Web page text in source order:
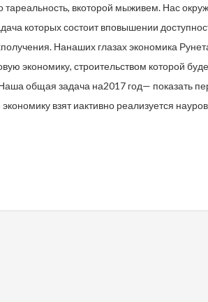
вкоторой мыживем. Нас
которых состоит вповышении
Нанаших глазах экономика
экономику, строительством которой
общая задача на2017 год— показать
взят иактивно реализуется